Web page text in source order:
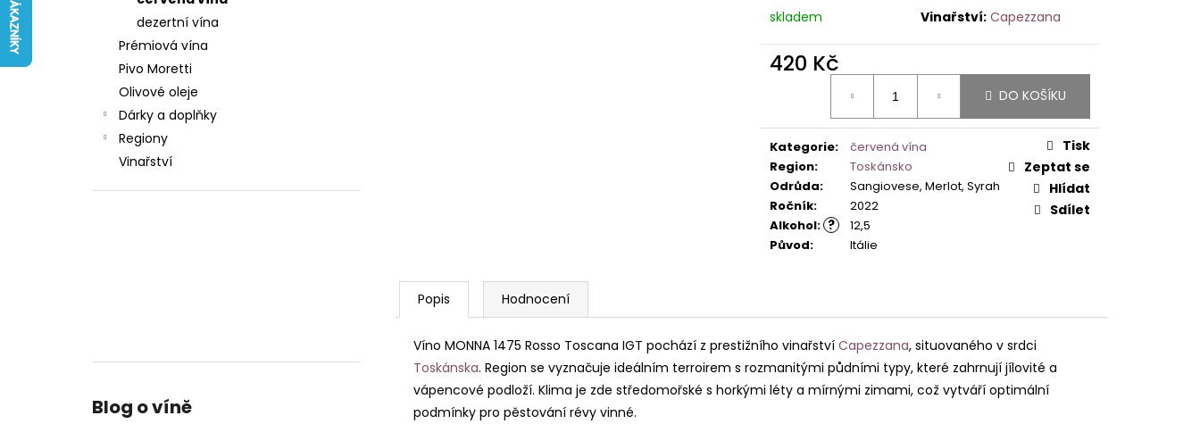
dezertní vína
Prémiová vína
Pivo Moretti
Olivové oleje
Dárky a doplňky
Regiony
Vinařství
Blog o víně
skladem Capezzana
420 Kč
DO KOŠÍKU
Kategorie:
červená vína
Region:
Toskánsko
Odrůda:
Sangiovese, Merlot, Syrah
Ročník: 2022
?
Alkohol:
12,5
Původ: Itálie
Tisk
Zeptat se
Hlídat
Sdílet
Popis Hodnocení
Víno MONNA 1475 Rosso Toscana IGT pochází z prestižního vinařství Capezzana, situovaného v srdci
Toskánska. Region se vyznačuje ideálním terroirem s rozmanitými půdními typy, které zahrnují jílovité a
vápencové podloží. Klima je zde středomořské s horkými léty a mírnými zimami, což vytváří optimální
podmínky pro pěstování révy vinné.
242 Kč